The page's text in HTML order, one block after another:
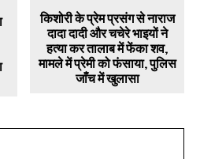
किशोरी के प्रेम प्रसंग से नाराज
दादा दादी और चचेरे भाइयों ने
हत्या कर तालाब में फेंका शव,
मामले में प्रेमी को फंसाया, पुलिस
जाँच में खुलासा